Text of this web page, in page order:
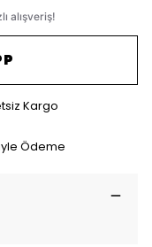
Kargo
Ödeme